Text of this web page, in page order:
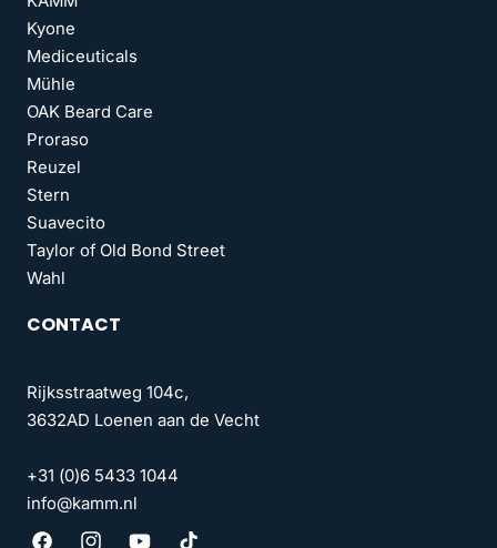
Kyone
Mediceuticals
Mühle
OAK Beard Care
Proraso
Reuzel
Stern
Suavecito
Taylor of Old Bond Street
Wahl
CONTACT
Rijksstraatweg 104c,
3632AD Loenen aan de Vecht
+31 (0)6 5433 1044
info@kamm.nl